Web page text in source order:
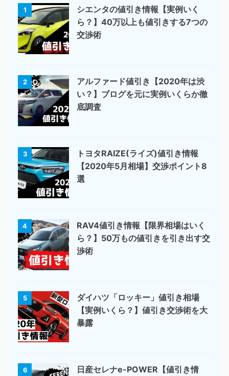
1
シエンタの値引き情報【実例いく
ら？】40万以上も値引きする7つの
交渉術
2
アルファード値引き【2020年は渋
い？】ブログを元に実例いくらか徹
底調査
3
トヨタRAIZE(ライズ)値引き情報
【2020年5月相場】交渉ポイント8
選
4
RAV4値引き情報【限界相場はいく
ら？】50万もの値引きを引き出す交
渉術
5
ダイハツ「ロッキー」値引き相場
【実例いくら？】値引き交渉術を大
暴露
6
日産セレナe-POWER【値引き情